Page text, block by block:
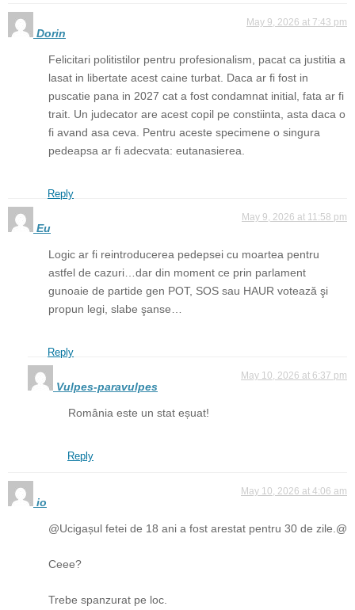
Dorin
May 9, 2026 at 7:43 pm
Felicitari politistilor pentru profesionalism, pacat ca justitia a
lasat in libertate acest caine turbat. Daca ar fi fost in
puscatie pana in 2027 cat a fost condamnat initial, fata ar fi
trait. Un judecator are acest copil pe constiinta, asta daca o
fi avand asa ceva. Pentru aceste specimene o singura
pedeapsa ar fi adecvata: eutanasierea.
Reply
Eu
May 9, 2026 at 11:58 pm
Logic ar fi reintroducerea pedepsei cu moartea pentru
astfel de cazuri…dar din moment ce prin parlament
gunoaie de partide gen POT, SOS sau HAUR votează şi
propun legi, slabe şanse…
Reply
Vulpes-paravulpes
May 10, 2026 at 6:37 pm
România este un stat eșuat!
Reply
io
May 10, 2026 at 4:06 am
@Ucigașul fetei de 18 ani a fost arestat pentru 30 de zile.@
Ceee?
Trebe spanzurat pe loc.